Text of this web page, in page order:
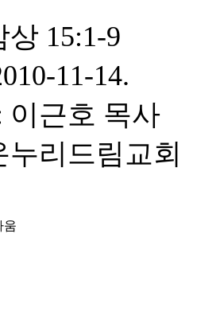
15:1-9
11-14.
이근호 목사
누리드림교회
움